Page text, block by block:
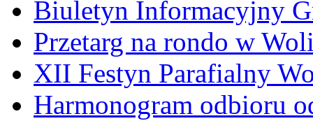
Biuletyn Informacyjny
Przetarg na rondo w
XII Festyn Parafialny
Harmonogram odbioru